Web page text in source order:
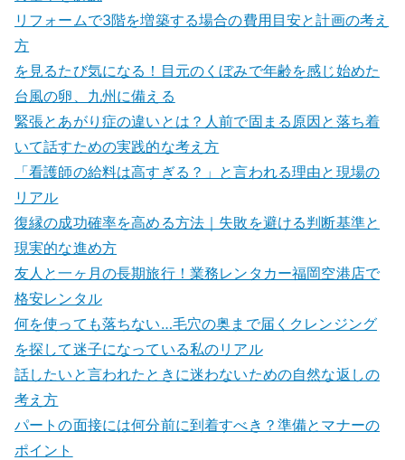
リフォームで3階を増築する場合の費用目安と計画の考え
方
を見るたび気になる！目元のくぼみで年齢を感じ始めた
台風の卵、九州に備える
緊張とあがり症の違いとは？人前で固まる原因と落ち着
いて話すための実践的な考え方
「看護師の給料は高すぎる？」と言われる理由と現場の
リアル
復縁の成功確率を高める方法｜失敗を避ける判断基準と
現実的な進め方
友人と一ヶ月の長期旅行！業務レンタカー福岡空港店で
格安レンタル
何を使っても落ちない…毛穴の奥まで届くクレンジング
を探して迷子になっている私のリアル
話したいと言われたときに迷わないための自然な返しの
考え方
パートの面接には何分前に到着すべき？準備とマナーの
ポイント